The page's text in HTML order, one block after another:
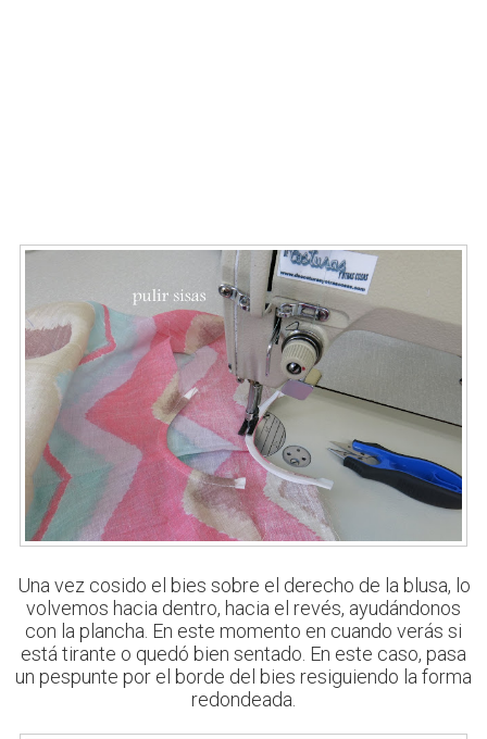
Una vez cosido el bies sobre el derecho de la blusa, lo
volvemos hacia dentro, hacia el revés, ayudándonos
con la plancha. En este momento en cuando verás si
está tirante o quedó bien sentado. En este caso, pasa
un pespunte por el borde del bies resiguiendo la forma
redondeada.